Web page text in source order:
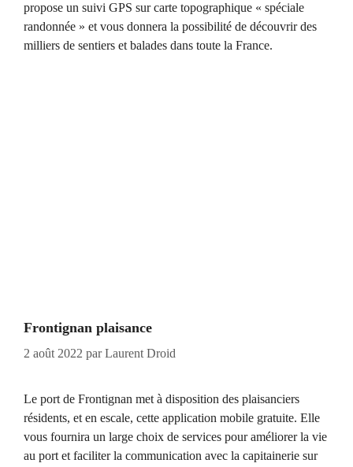
propose un suivi GPS sur carte topographique « spéciale
randonnée » et vous donnera la possibilité de découvrir des
milliers de sentiers et balades dans toute la France.
Frontignan plaisance
2 août 2022 parLaurent Droid
Le port de Frontignan met à disposition des plaisanciers
résidents, et en escale, cette application mobile gratuite. Elle
vous fournira un large choix de services pour améliorer la vie
au port et faciliter la communication avec la capitainerie sur